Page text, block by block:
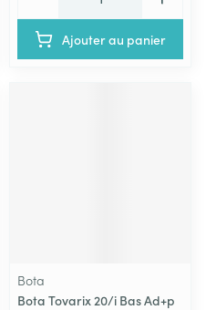
Ajouter au panier
Bota
Bota Tovarix 20/i Bas Ad+p